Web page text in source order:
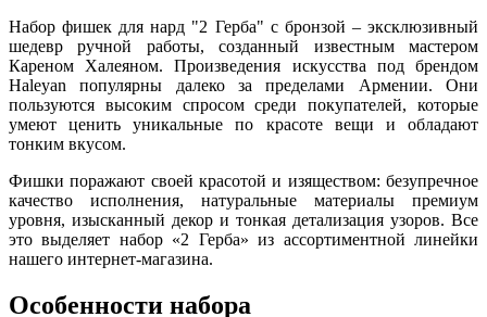
Набор фишек для нард "2 Герба" с бронзой – эксклюзивный
шедевр ручной работы, созданный известным мастером
Кареном Халеяном. Произведения искусства под брендом
Haleyan популярны далеко за пределами Армении. Они
пользуются высоким спросом среди покупателей, которые
умеют ценить уникальные по красоте вещи и обладают
тонким вкусом.
Фишки поражают своей красотой и изяществом: безупречное
качество исполнения, натуральные материалы премиум
уровня, изысканный декор и тонкая детализация узоров. Все
это выделяет набор «2 Герба» из ассортиментной линейки
нашего интернет-магазина.
Особенности набора